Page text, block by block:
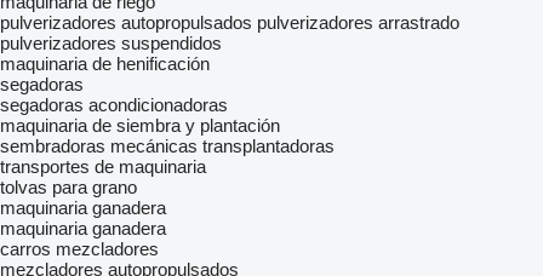
pulverizadores autopropulsados pulverizadores arrastrado
pulverizadores suspendidos
maquinaria de henificación
segadoras
segadoras acondicionadoras
maquinaria de siembra y plantación
sembradoras mecánicas transplantadoras
transportes de maquinaria
tolvas para grano
maquinaria ganadera
maquinaria ganadera
carros mezcladores
mezcladores autopropulsados